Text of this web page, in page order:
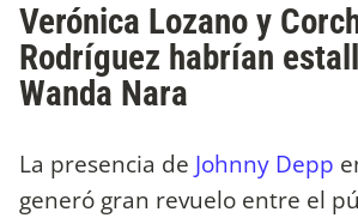
Verónica Lozano y
Rodríguez habrían
Wanda Nara
La presencia de Johnny Depp
generó gran revuelo entre el